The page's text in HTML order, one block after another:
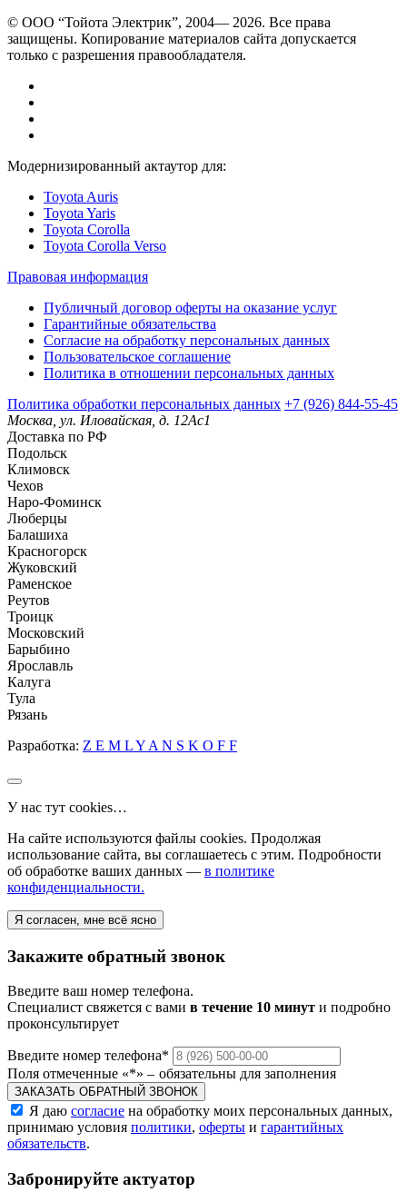
© ООО “Тойота Электрик”, 2004— 2026. Все права
защищены. Копирование материалов сайта допускается
только с разрешения правообладателя.
Модернизированный актаутор для:
Toyota Auris
Toyota Yaris
Toyota Corolla
Toyota Corolla Verso
Правовая информация
Публичный договор оферты на оказание услуг
Гарантийные обязательства
Согласие на обработку персональных данных
Пользовательское соглашение
Политика в отношении персональных данных
Политика обработки персональных данных +7 (926) 844-55-45
Москва, ул. Иловайская, д. 12Ас1
Доставка по РФ
Подольск
Климовск
Чехов
Наро-Фоминск
Люберцы
Балашиха
Красногорск
Жуковский
Раменское
Реутов
Троицк
Московский
Барыбино
Ярославль
Калуга
Тула
Рязань
Разработка: Z E M L Y A N S K O F F
У нас тут cookies…
На сайте используются файлы cookies. Продолжая
использование сайта, вы соглашаетесь с этим. Подробности
об обработке ваших данных — в политике
конфиденциальности.
Я согласен, мне всё ясно
Закажите обратный звонок
Введите ваш номер телефона.
Специалист свяжется с вами в течение 10 минут и подробно
проконсультирует
Введите номер телефона*
Поля отмеченные «*» ‒ обязательны для заполнения
ЗАКАЗАТЬ ОБРАТНЫЙ ЗВОНОК
Я даю согласие на обработку моих персональных данных,
принимаю условия политики, оферты и гарантийных
обязательств.
Забронируйте актуатор